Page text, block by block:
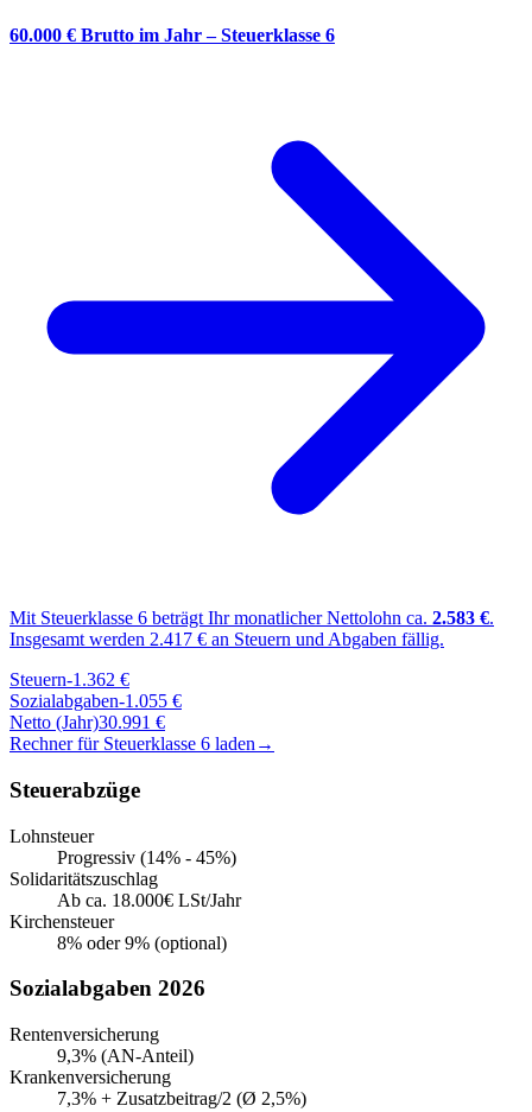
60.000 € Brutto im Jahr – Steuerklasse 6
Mit Steuerklasse 6 beträgt Ihr monatlicher Nettolohn ca. 2.583 €.
Insgesamt werden 2.417 € an Steuern und Abgaben fällig.
Steuern-1.362 €
Sozialabgaben-1.055 €
Netto (Jahr)30.991 €
Rechner für Steuerklasse 6 laden →
Steuerabzüge
Lohnsteuer
Progressiv (14% - 45%)
Solidaritätszuschlag
Ab ca. 18.000€ LSt/Jahr
Kirchensteuer
8% oder 9% (optional)
Sozialabgaben 2026
Rentenversicherung
9,3% (AN-Anteil)
Krankenversicherung
7,3% + Zusatzbeitrag/2 (Ø 2,5%)